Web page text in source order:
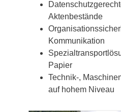
Aktenbestände
Kommunikation
Papier
Technik-,
auf hohem Niveau